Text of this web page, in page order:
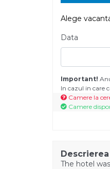
Alege
Data
Important!
In cazul in care
Camere la
Camere
The hotel